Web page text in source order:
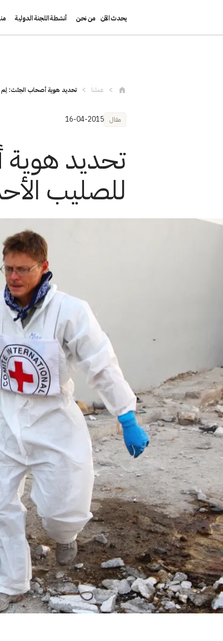
يحدث الآن من نحن أنشطة اللجنة الدولية
عملنا تحديد هوية أصحاب الجثث: لِم
مقال 16-04-2015
تحديد هوية
للصليب